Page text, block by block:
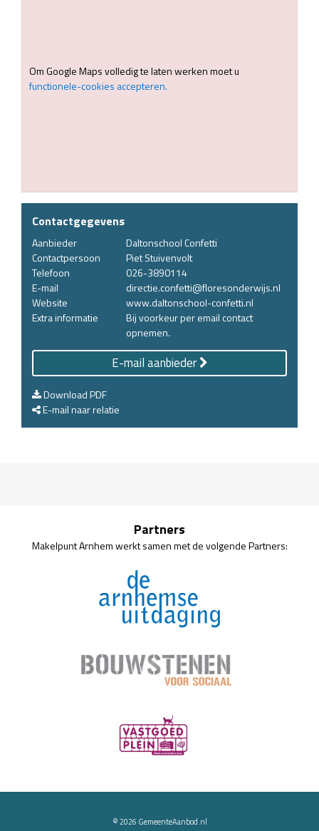
Om Google Maps volledig te laten werken moet u
functionele-cookies accepteren.
Contactgegevens
Aanbieder
Daltonschool Confetti
Contactpersoon
Piet Stuivenvolt
Telefoon
026-3890114
E-mail
directie.confetti@floresonderwijs.nl
Website
www.daltonschool-confetti.nl
Extra informatie
Bij voorkeur per email contact
opnemen.
E-mail aanbieder
Download PDF
E-mail naar relatie
Partners
Makelpunt Arnhem werkt samen met de volgende Partners:
© 2026 GemeenteAanbod.nl